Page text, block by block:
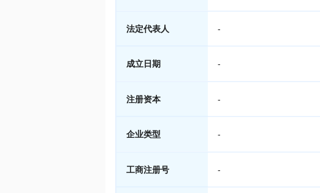
法定代表人 -
成立日期 -
注册资本 -
企业类型 -
工商注册号 -